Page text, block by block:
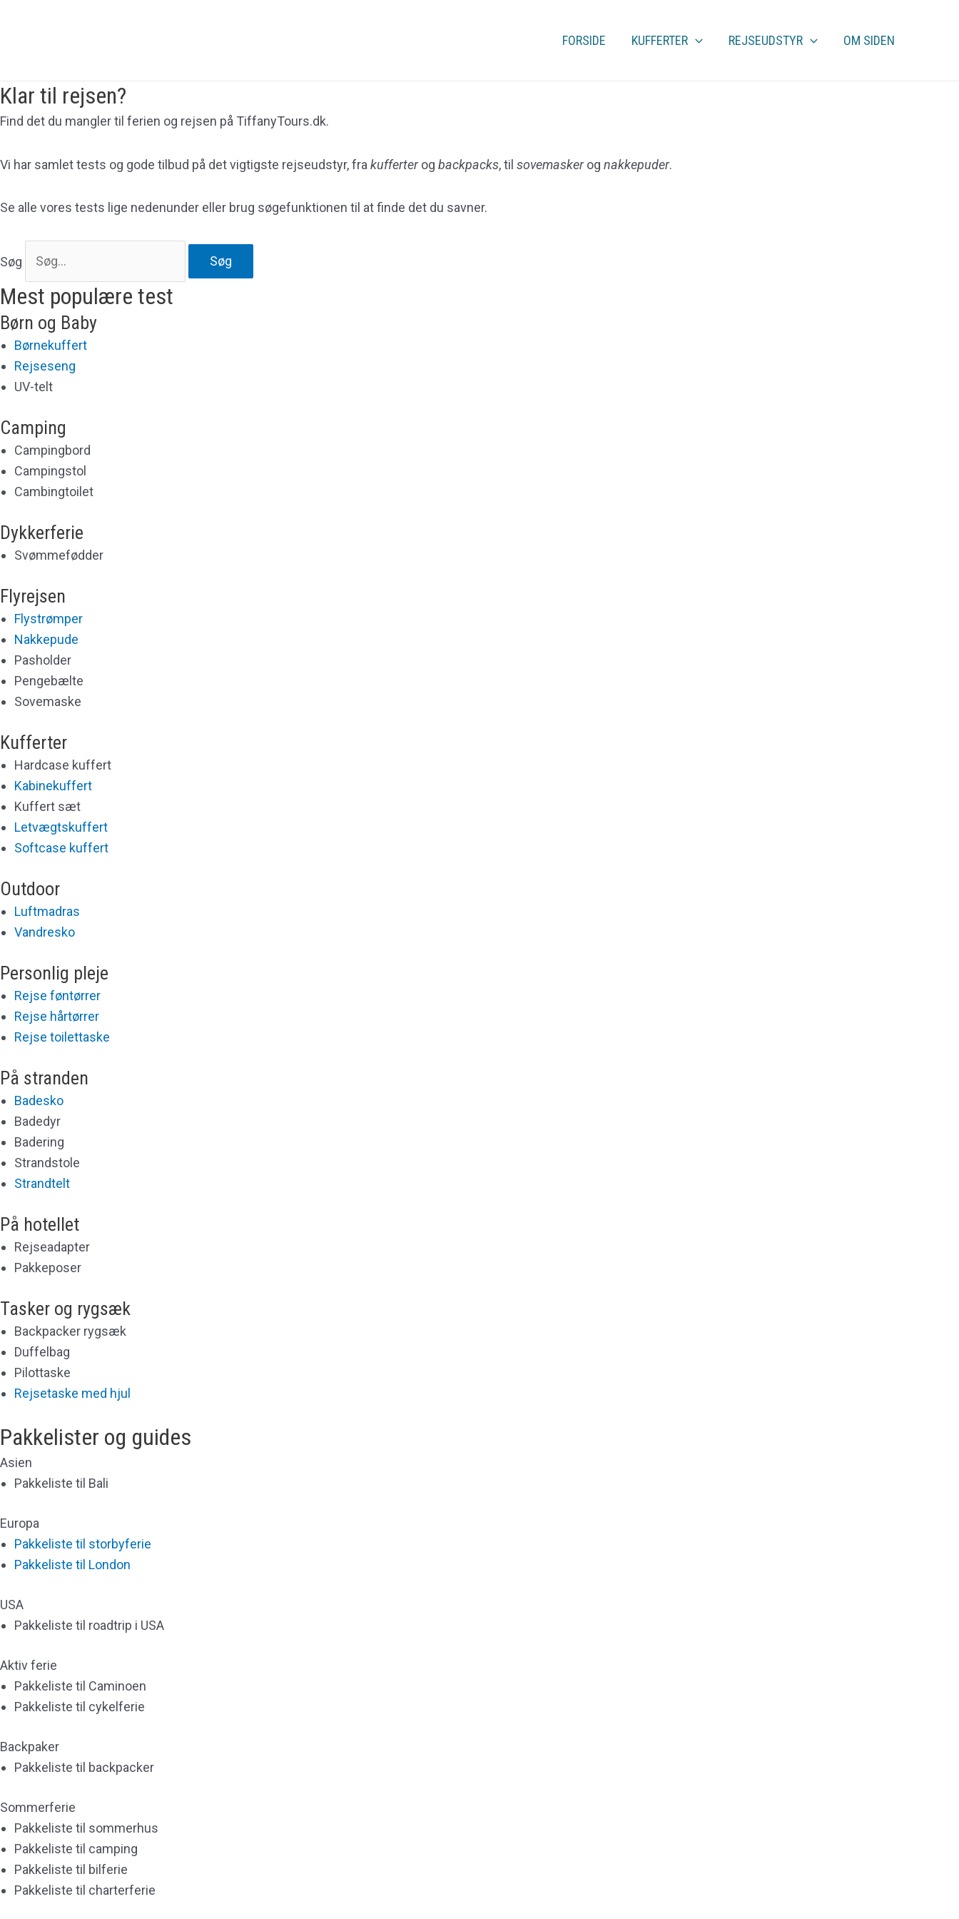
FORSIDE KUFFERTER REJSEUDSTYR OM SIDEN
Klar til rejsen?
Find det du mangler til ferien og rejsen på TiffanyTours.dk.
Vi har samlet tests og gode tilbud på det vigtigste rejseudstyr, fra kufferterog backpacks, til sovemaskerog nakkepuder.
Se alle vores tests lige nedenunder eller brug søgefunktionen til at finde det du savner.
Søg Søg
Mest populære test
Børn og Baby
Børnekuffert
Rejseseng
UV-telt
Camping
Campingbord
Campingstol
Cambingtoilet
Dykkerferie
Svømmefødder
Flyrejsen
Flystrømper
Nakkepude
Pasholder
Pengebælte
Sovemaske
Kufferter
Hardcase kuffert
Kabinekuffert
Kuffert sæt
Letvægtskuffert
Softcase kuffert
Outdoor
Luftmadras
Vandresko
Personlig pleje
Rejse føntørrer
Rejse hårtørrer
Rejse toilettaske
På stranden
Badesko
Badedyr
Badering
Strandstole
Strandtelt
På hotellet
Rejseadapter
Pakkeposer
Tasker og rygsæk
Backpacker rygsæk
Duffelbag
Pilottaske
Rejsetaske med hjul
Pakkelister og guides
Asien
Pakkeliste til Bali
Europa
Pakkeliste til storbyferie
Pakkeliste til London
USA
Pakkeliste til roadtrip i USA
Aktiv ferie
Pakkeliste til Caminoen
Pakkeliste til cykelferie
Backpaker
Pakkeliste til backpacker
Sommerferie
Pakkeliste til sommerhus
Pakkeliste til camping
Pakkeliste til bilferie
Pakkeliste til charterferie